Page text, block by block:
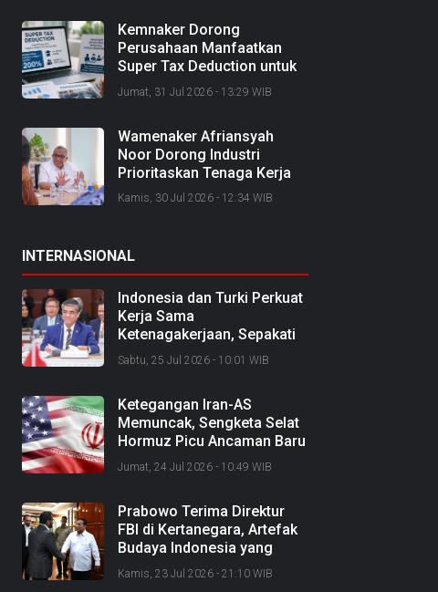
Kemnaker Dorong
Perusahaan Manfaatkan
Super Tax Deduction untuk
Tingkatkan Kompetensi
Jumat, 31 Jul 2026 - 13:29 WIB
Wamenaker Afriansyah
Noor Dorong Industri
Prioritaskan Tenaga Kerja
Lokal dan Perkuat SDM
Kamis, 30 Jul 2026 - 12:34 WIB
INTERNASIONAL
Indonesia dan Turki Perkuat
Kerja Sama
Ketenagakerjaan, Sepakati
Joint Action Plan 2026–
2027
Sabtu, 25 Jul 2026 - 10:01 WIB
Ketegangan Iran-AS
Memuncak, Sengketa Selat
Hormuz Picu Ancaman Baru
soal Jalur Minyak Dunia
Jumat, 24 Jul 2026 - 10:49 WIB
Prabowo Terima Direktur
FBI di Kertanegara, Artefak
Budaya Indonesia yang
Diselundupkan Dipulangkan
Kamis, 23 Jul 2026 - 21:10 WIB